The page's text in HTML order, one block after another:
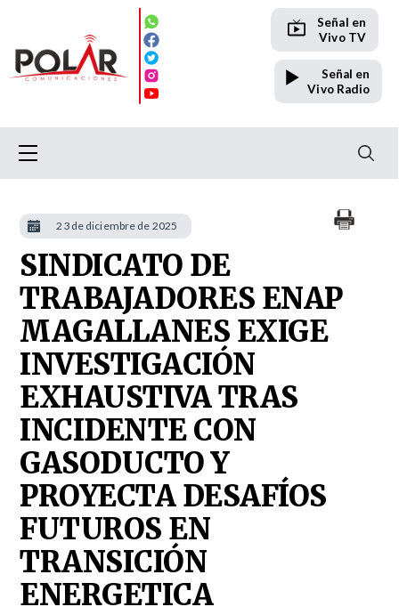
Señal en
Vivo TV
Señal en
Vivo Radio
SINDICATO DE
TRABAJADORES ENAP
MAGALLANES EXIGE
INVESTIGACIÓN
EXHAUSTIVA TRAS
INCIDENTE CON
GASODUCTO Y
PROYECTA DESAFÍOS
FUTUROS EN
TRANSICIÓN
ENERGETICA
23 de diciembre de 2025